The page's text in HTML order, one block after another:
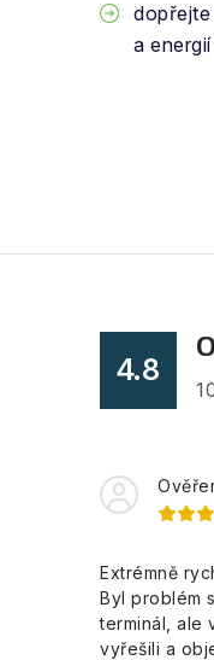
dopřejte
a
4.8
Extrémně
Byl problém
terminál, ale
vyřešili a